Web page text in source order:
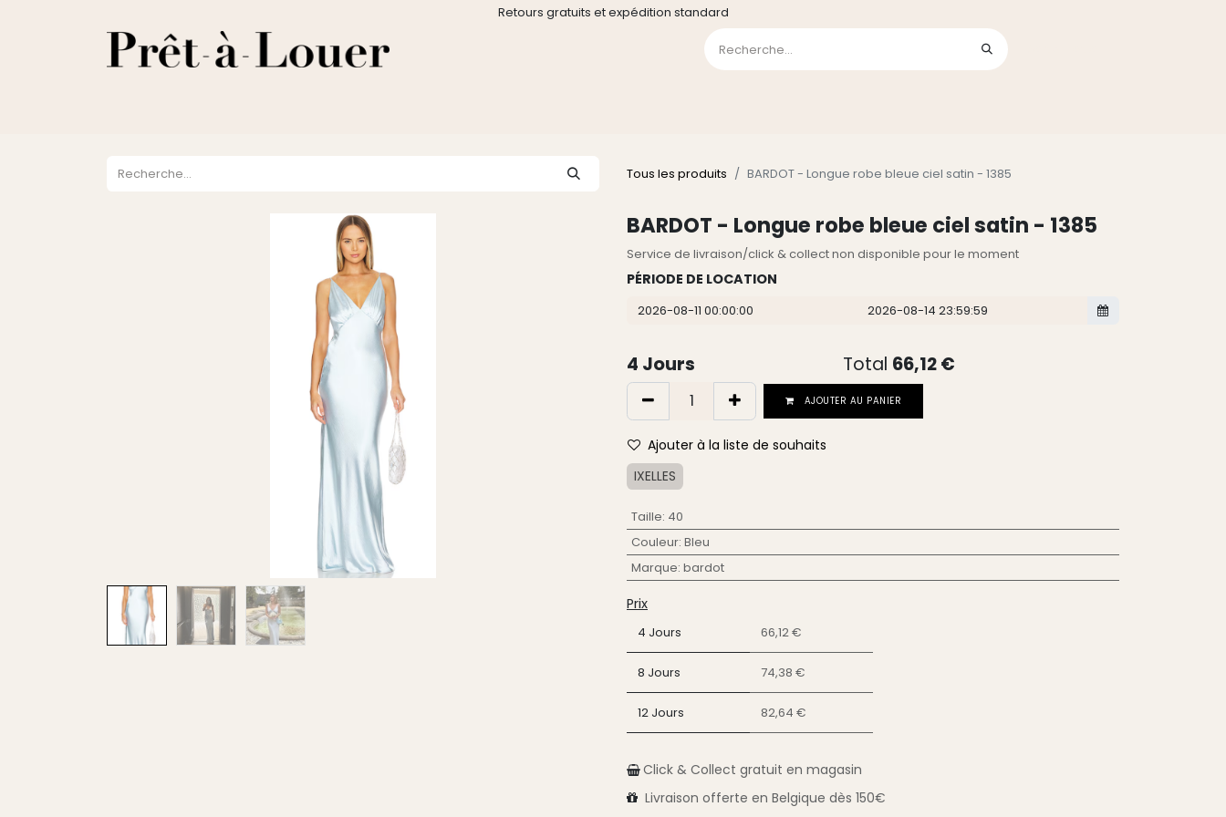
Retours gratuits et expédition standard
Tous les produits BARDOT - Longue robe bleue ciel satin - 1385
BARDOT - Longue robe bleue ciel satin - 1385
Service de livraison/click & collect non disponible pour le moment
PÉRIODE DE LOCATION
4 Jours Total 66,12€
AJOUTER AU PANIER
Ajouter à la liste de souhaits
IXELLES
Taille: 40
Couleur: Bleu
Marque: bardot
Prix
4 Jours 66,12 €
8 Jours 74,38 €
12 Jours 82,64 €
Click & Collect gratuit en magasin
Livraison offerte en Belgique dès 150€